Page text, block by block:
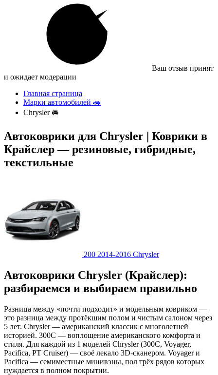
Ваш отзыв принят
и ожидает модерации
Главная страница
Марки автомобилей 🚗
Chrysler 🚘
Автоковрики для Chrysler | Коврики в
Крайслер — резиновые, гибридные,
текстильные
200 2014-2016 Chrysler
Автоковрики Chrysler (Крайслер):
разбираемся и выбираем правильно
Разница между «почти подходит» и модельным ковриком —
это разница между протёкшим полом и чистым салоном через
5 лет. Chrysler — американский классик с многолетней
историей. 300C — воплощение американского комфорта и
стиля. Для каждой из 1 моделей Chrysler (300C, Voyager,
Pacifica, PT Cruiser) — своё лекало 3D-сканером. Voyager и
Pacifica — семиместные минивэны, пол трёх рядов которых
нуждается в полном покрытии.